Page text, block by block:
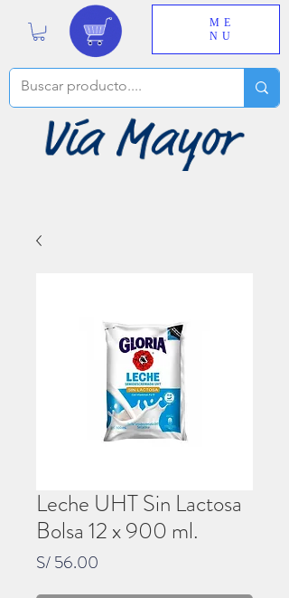
ME
NU
Leche UHT Sin Lactosa
Bolsa 12 x 900 ml.
S/ 56.00